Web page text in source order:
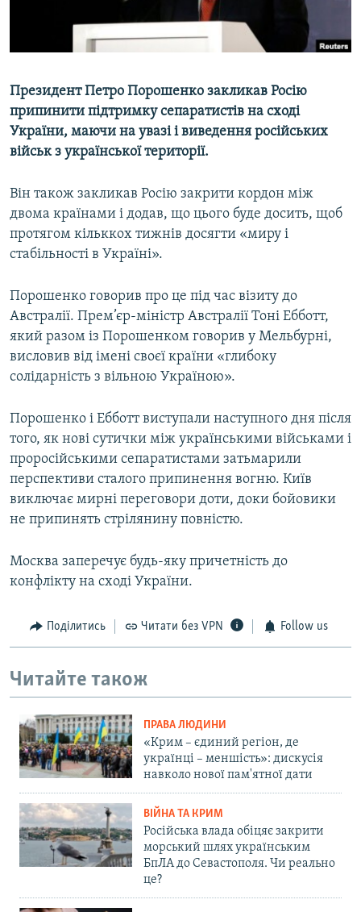
СВІДЧЕННЯ ОКУПАЦІЇ
Qırımtatar
ДОЛУЧАЙСЯ!
Президент Петро Порошенко закликав Росію
припинити підтримку сепаратистів на сході
України, маючи на увазі і виведення російських
військ з української території.
Він також закликав Росію закрити кордон між
двома країнами і додав, що цього буде досить, щоб
протягом кільккох тижнів досягти «миру і
стабільності в Україні».
Порошенко говорив про це під час візиту до
Австралії. Прем’єр-міністр Австралії Тоні Ебботт,
який разом із Порошенком говорив у Мельбурні,
висловив від імені своєї країни «глибоку
солідарність з вільною Україною».
Порошенко і Ебботт виступали наступного дня після
того, як нові сутички між українськими військами і
проросійськими сепаратистами затьмарили
перспективи сталого припинення вогню. Київ
виключає мирні переговори доти, доки бойовики
не припинять стрілянину повністю.
Москва заперечує будь-яку причетність до
конфлікту на сході України.
Поділитись Читати без VPN Follow us
Читайте також
ПРАВА ЛЮДИНИ
«Крим – єдиний регіон, де
українці – меншість»: дискусія
навколо нової пам'ятної дати
ВІЙНА ТА КРИМ
Російська влада обіцяє закрити
морський шлях українським
БпЛА до Севастополя. Чи реально
це?